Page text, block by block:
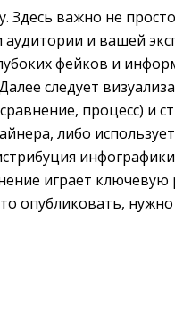
важно не
и вашей
фейков и
следует
процесс) и
либо
играет
опубликовать,